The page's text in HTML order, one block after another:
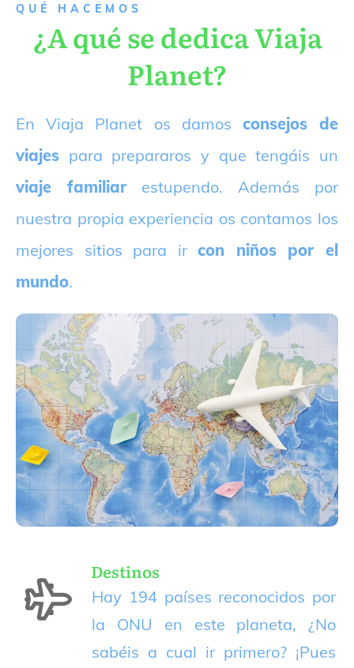
QUÉ HACEMOS
¿A qué se dedica Viaja
Planet?
En Viaja Planet os damos consejos de
viajes para prepararos y que tengáis un
viaje familiarestupendo. Además por
nuestra propia experiencia os contamos los
mejores sitios para ircon niños por el
mundo.
Destinos
Hay 194 países reconocidos por
la ONU en este planeta, ¿No
sabéis a cual ir primero? ¡Pues